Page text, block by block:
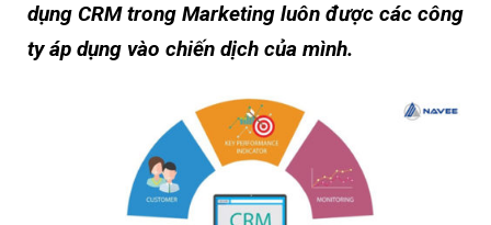
dụng CRM trong Marketing luôn được các công
ty áp dụng vào chiến dịch của mình.